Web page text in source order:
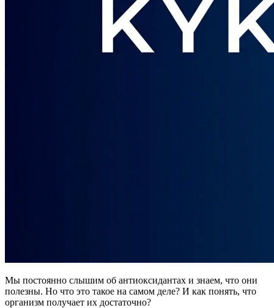
Мы постоянно слышим об антиоксидантах и знаем, что они
полезны. Но что это такое на самом деле? И как понять, что
организм получает их достаточно?